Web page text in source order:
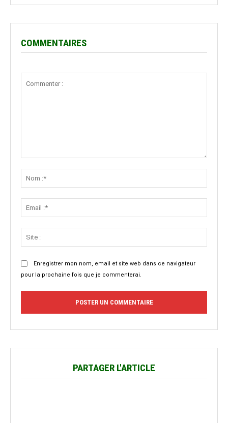
COMMENTAIRES
Enregistrer mon nom, email et site web dans ce navigateur
pour la prochaine fois que je commenterai.
PARTAGER L'ARTICLE